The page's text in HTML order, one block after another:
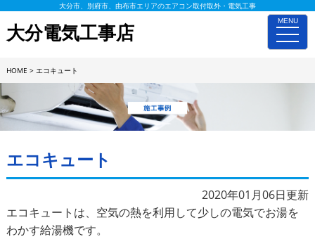
MENU
toggle
大分市、別府市、由布市エリアのエアコン取付取外・電気工事
大分電気工事店
HOME > エコキュート
エコキュート
2020年01月06日更新
エコキュートは、空気の熱を利用して少しの電気でお湯を
わかす給湯機です。